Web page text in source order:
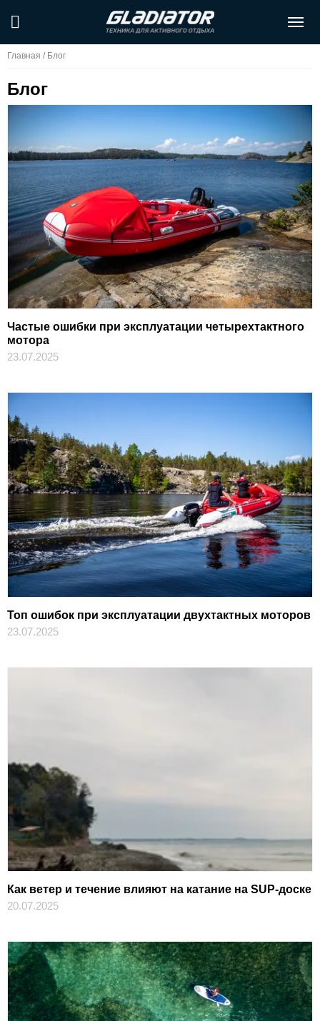
Главная / Блог
Блог
Частые ошибки при эксплуатации четырехтактного
мотора
23.07.2025
Топ ошибок при эксплуатации двухтактных моторов
23.07.2025
Как ветер и течение влияют на катание на SUP-доске
20.07.2025